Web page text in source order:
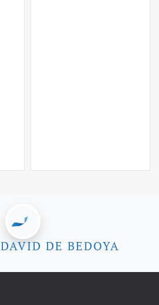
DAVID DE BEDOYA